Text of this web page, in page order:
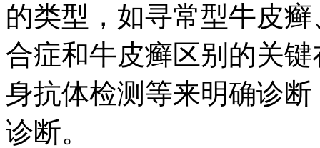
的类型，如寻常型牛皮
合症和牛皮癣区别的关
身抗体检测等来明确诊
诊断。